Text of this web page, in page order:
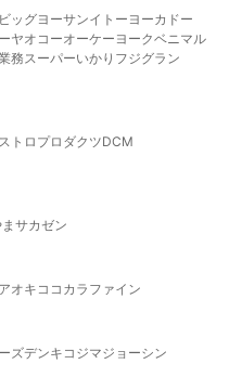
ビッグヨーサンイトーヨーカドー
ヤオコーオーケー ヨークベニマル
務スーパーいかり フジグラン
トロプロダクツDCM
サカゼン
オキ ココカラファイン
ズデンキ コジマジョーシン